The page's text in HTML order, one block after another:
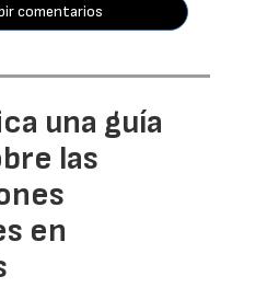
comentarios
una guía
las
en